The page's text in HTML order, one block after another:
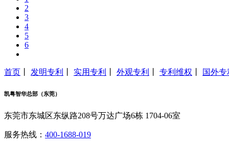
2
3
4
5
6
首页 发明专利 实用专利 外观专利 专利维权 国外专
凯粤智华总部（东莞）
东莞市东城区东纵路208号万达广场6栋 1704-06室
服务热线： 400-1688-019